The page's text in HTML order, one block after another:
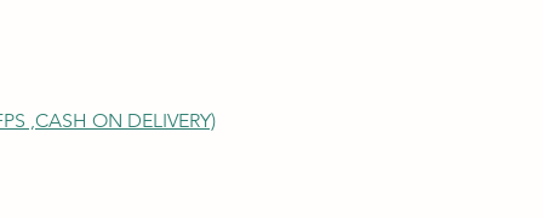
,CASH ON DELIVERY)